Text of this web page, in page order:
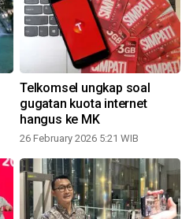
Telkomsel ungkap soal
gugatan kuota internet
hangus ke MK
26 February 2026 5:21 WIB